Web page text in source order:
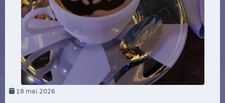
18 mai 2026